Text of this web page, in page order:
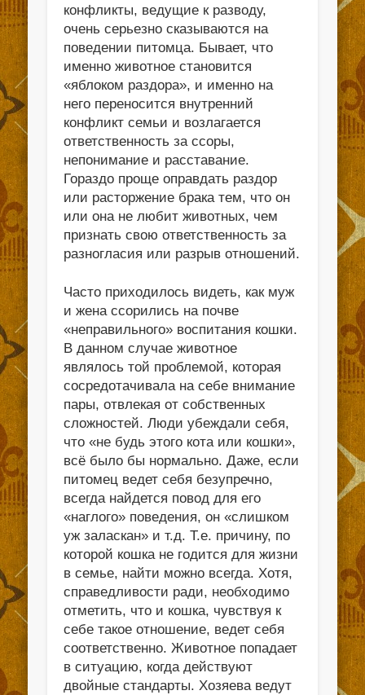
конфликты, ведущие к разводу,
очень серьезно сказываются на
поведении питомца. Бывает, что
именно животное становится
«яблоком раздора», и именно на
него переносится внутренний
конфликт семьи и возлагается
ответственность за ссоры,
непонимание и расставание.
Гораздо проще оправдать раздор
или расторжение брака тем, что он
или она не любит животных, чем
признать свою ответственность за
разногласия или разрыв отношений.
Часто приходилось видеть, как муж
и жена ссорились на почве
«неправильного» воспитания кошки.
В данном случае животное
являлось той проблемой, которая
сосредотачивала на себе внимание
пары, отвлекая от собственных
сложностей. Люди убеждали себя,
что «не будь этого кота или кошки»,
всё было бы нормально. Даже, если
питомец ведет себя безупречно,
всегда найдется повод для его
«наглого» поведения, он «слишком
уж заласкан» и т.д. Т.е. причину, по
которой кошка не годится для жизни
в семье, найти можно всегда. Хотя,
справедливости ради, необходимо
отметить, что и кошка, чувствуя к
себе такое отношение, ведет себя
соответственно. Животное попадает
в ситуацию, когда действуют
двойные стандарты. Хозяева ведут